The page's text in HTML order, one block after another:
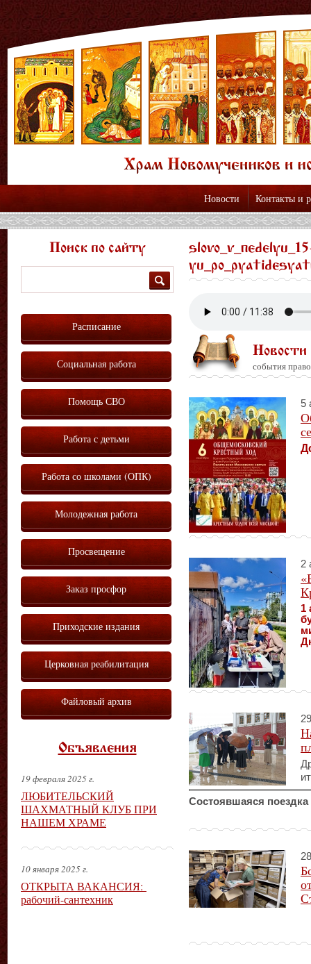
Новости Контакты и
Новости
события
5
2
1
Состоявшаяся
Поиск по сайту
Расписание
Социальная работа
Помощь СВО
Работа с детьми
Работа со школами (ОПК)
Молодежная работа
Просвещение
Заказ просфор
Приходские издания
Церковная реабилитация
Файловый архив
Объявления
19 февраля 2025 г.
ЛЮБИТЕЛЬСКИЙ
ШАХМАТНЫЙ КЛУБ ПРИ
НАШЕМ ХРАМЕ
10 января 2025 г.
ОТКРЫТА ВАКАНСИЯ:
рабочий-сантехник